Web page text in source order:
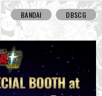
¡Aquí están todas las
BANDAI DBSCG